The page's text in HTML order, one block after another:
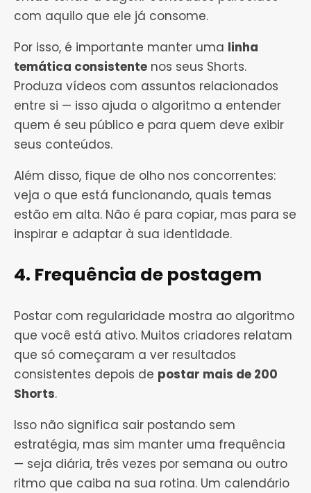
com aquilo que ele já consome.
Por isso, é importante manter uma linha
temática consistente nos seus Shorts.
Produza vídeos com assuntos relacionados
entre si — isso ajuda o algoritmo a entender
quem é seu público e para quem deve exibir
seus conteúdos.
Além disso, fique de olho nos concorrentes:
veja o que está funcionando, quais temas
estão em alta. Não é para copiar, mas para se
inspirar e adaptar à sua identidade.
4. Frequência de postagem
Postar com regularidade mostra ao algoritmo
que você está ativo. Muitos criadores relatam
que só começaram a ver resultados
consistentes depois de postar mais de 200
Shorts.
Isso não significa sair postando sem
estratégia, mas sim manter uma frequência
— seja diária, três vezes por semana ou outro
ritmo que caiba na sua rotina. Um calendário